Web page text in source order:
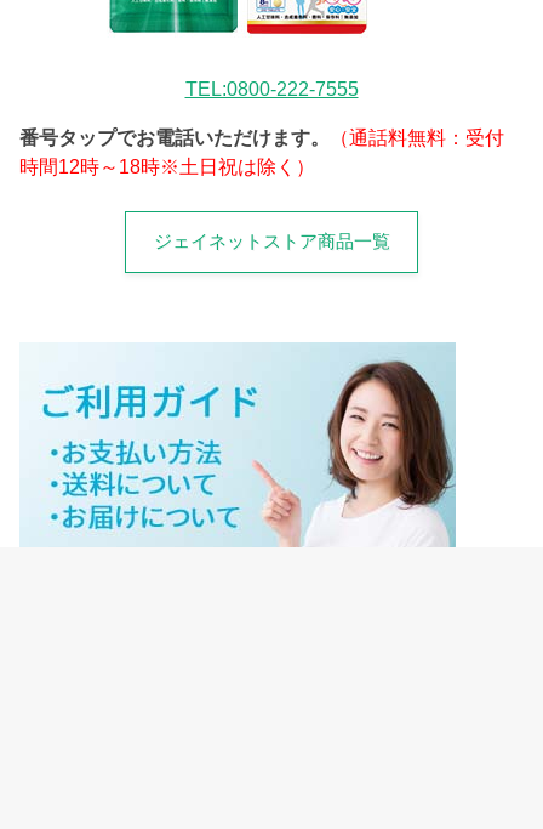
TEL:0800-222-7555
番号タップでお電話いただけます。
（通話料無料：受付
時間12時～18時※土日祝は除く）
ジェイネットストア商品一覧